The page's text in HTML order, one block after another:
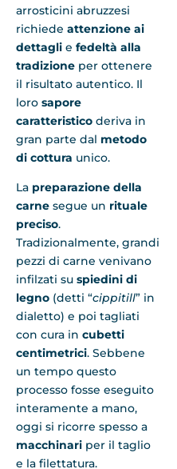
arrosticini abruzzesi
richiede attenzione ai
dettagli e fedeltà alla
tradizione per ottenere
il risultato autentico. Il
loro sapore
caratteristico deriva in
gran parte dal metodo
di cottura unico.
La preparazione della
carne segue un rituale
preciso.
Tradizionalmente, grandi
pezzi di carne venivano
infilzati su spiedini di
legno (detti “cippitill” in
dialetto) e poi tagliati
con cura in cubetti
centimetrici. Sebbene
un tempo questo
processo fosse eseguito
interamente a mano,
oggi si ricorre spesso a
macchinari per il taglio
e la filettatura.